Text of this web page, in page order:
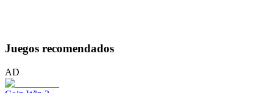
Juegos recomendados
AD